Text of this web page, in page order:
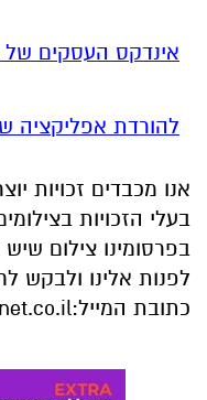
בפרסומינו צילום
כתובת המייל: